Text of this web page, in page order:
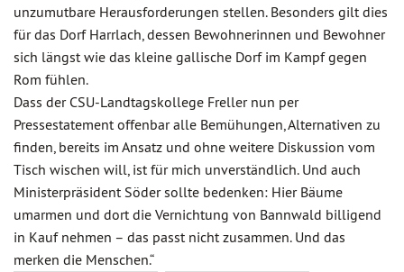
unzumutbare Herausforderungen stellen. Besonders gilt dies
für das Dorf Harrlach, dessen Bewohnerinnen und Bewohner
sich längst wie das kleine gallische Dorf im Kampf gegen
Rom fühlen.
Dass der CSU-Landtagskollege Freller nun per
Pressestatement offenbar alle Bemühungen, Alternativen zu
finden, bereits im Ansatz und ohne weitere Diskussion vom
Tisch wischen will, ist für mich unverständlich. Und auch
Ministerpräsident Söder sollte bedenken: Hier Bäume
umarmen und dort die Vernichtung von Bannwald billigend
in Kauf nehmen – das passt nicht zusammen. Und das
merken die Menschen.“